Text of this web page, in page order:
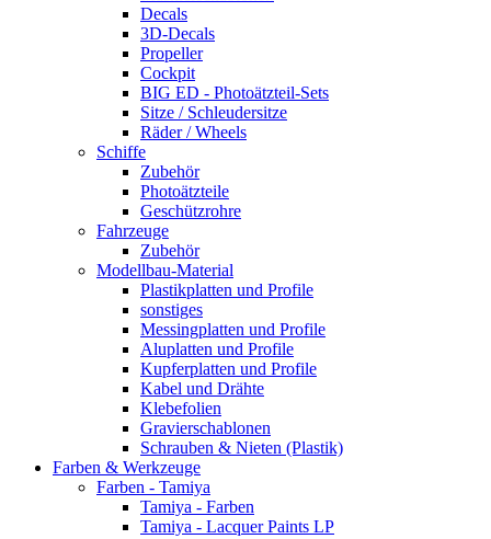
Decals
3D-Decals
Propeller
Cockpit
BIG ED - Photoätzteil-Sets
Sitze / Schleudersitze
Räder / Wheels
Schiffe
Zubehör
Photoätzteile
Geschützrohre
Fahrzeuge
Zubehör
Modellbau-Material
Plastikplatten und Profile
sonstiges
Messingplatten und Profile
Aluplatten und Profile
Kupferplatten und Profile
Kabel und Drähte
Klebefolien
Gravierschablonen
Schrauben & Nieten (Plastik)
Farben & Werkzeuge
Farben - Tamiya
Tamiya - Farben
Tamiya - Lacquer Paints LP